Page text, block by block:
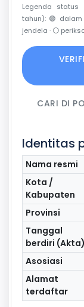
Legenda status
tahun): 🟢 dalam
jendela · ⚪
CARI DI
Identitas
Nama resmi
Kota /
Kabupaten
Provinsi
Tanggal
berdiri (Akta)
Asosiasi
Alamat
terdaftar